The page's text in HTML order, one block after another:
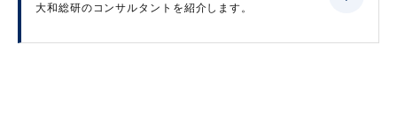
大和総研のコンサルタントを紹介します。